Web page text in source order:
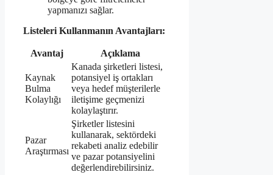
yapmanızı sağlar.
Listeleri Kullanmanın Avantajları:
Avantaj Açıklama
Kaynak
Bulma
Kolaylığı
Kanada şirketleri listesi,
potansiyel iş ortakları
veya hedef müşterilerle
iletişime geçmenizi
kolaylaştırır.
Pazar
Araştırması
Şirketler listesini
kullanarak, sektördeki
rekabeti analiz edebilir
ve pazar potansiyelini
değerlendirebilirsiniz.